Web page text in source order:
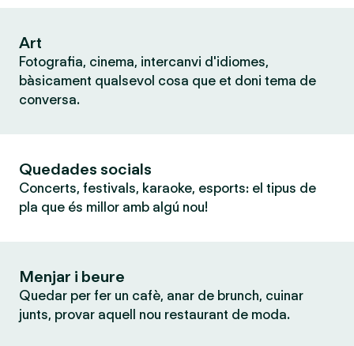
Art
Fotografia, cinema, intercanvi d'idiomes,
bàsicament qualsevol cosa que et doni tema de
conversa.
Quedades socials
Concerts, festivals, karaoke, esports: el tipus de
pla que és millor amb algú nou!
Menjar i beure
Quedar per fer un cafè, anar de brunch, cuinar
junts, provar aquell nou restaurant de moda.